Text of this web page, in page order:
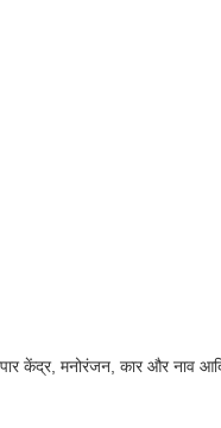
केंद्र, मनोरंजन, कार और नाव